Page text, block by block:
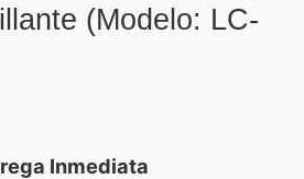
(Modelo: LC-
Inmediata